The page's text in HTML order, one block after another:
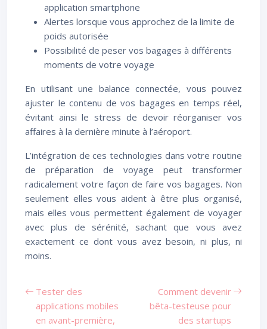
application smartphone
Alertes lorsque vous approchez de la limite de
poids autorisée
Possibilité de peser vos bagages à différents
moments de votre voyage
En utilisant une balance connectée, vous pouvez
ajuster le contenu de vos bagages en temps réel,
évitant ainsi le stress de devoir réorganiser vos
affaires à la dernière minute à l’aéroport.
L’intégration de ces technologies dans votre routine
de préparation de voyage peut transformer
radicalement votre façon de faire vos bagages. Non
seulement elles vous aident à être plus organisé,
mais elles vous permettent également de voyager
avec plus de sérénité, sachant que vous avez
exactement ce dont vous avez besoin, ni plus, ni
moins.
Tester des
applications mobiles
en avant-première,
Comment devenir
bêta-testeuse pour
des startups